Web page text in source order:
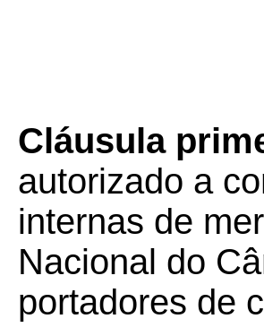
Cláusula
autorizado a
internas de
Nacional do
portadores de